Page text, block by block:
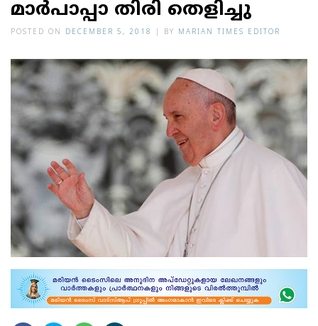
മാര്‍പാപ്പാ തിരി തെളിച്ചു
POSTED ON DECEMBER 5, 2018 BY MARIAN TIMES EDITOR